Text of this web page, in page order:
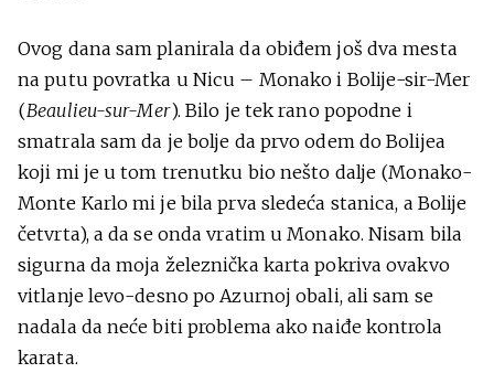
Ovog dana sam planirala da obiđem još dva mesta
na putu povratka u Nicu – Monako i Bolije-sir-Mer
(Beaulieu-sur-Mer). Bilo je tek rano popodne i
smatrala sam da je bolje da prvo odem do Bolijea
koji mi je u tom trenutku bio nešto dalje (Monako-
Monte Karlo mi je bila prva sledeća stanica, a Bolije
četvrta), a da se onda vratim u Monako. Nisam bila
sigurna da moja železnička karta pokriva ovakvo
vitlanje levo-desno po Azurnoj obali, ali sam se
nadala da neće biti problema ako naiđe kontrola
karata.